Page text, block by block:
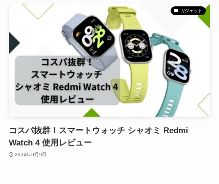
ガジェット
コスパ抜群！スマートウォッチ シャオミ Redmi
Watch 4 使用レビュー
2024年9月9日